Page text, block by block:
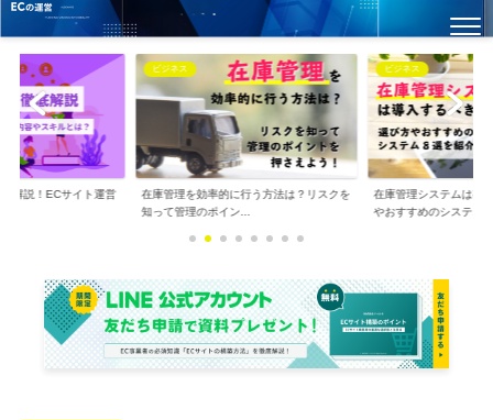
解説！ECサイト運営
ビジネス
在庫管理を効率的に行う方法は？リスクを
知って管理のポイン...
ビジネス
在庫管理システムは導
やおすすめのシステ...